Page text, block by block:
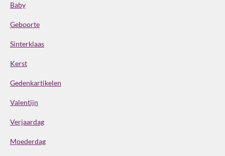
Baby
Geboorte
Sinterklaas
Kerst
Gedenkartikelen
Valentijn
Verjaardag
Moederdag